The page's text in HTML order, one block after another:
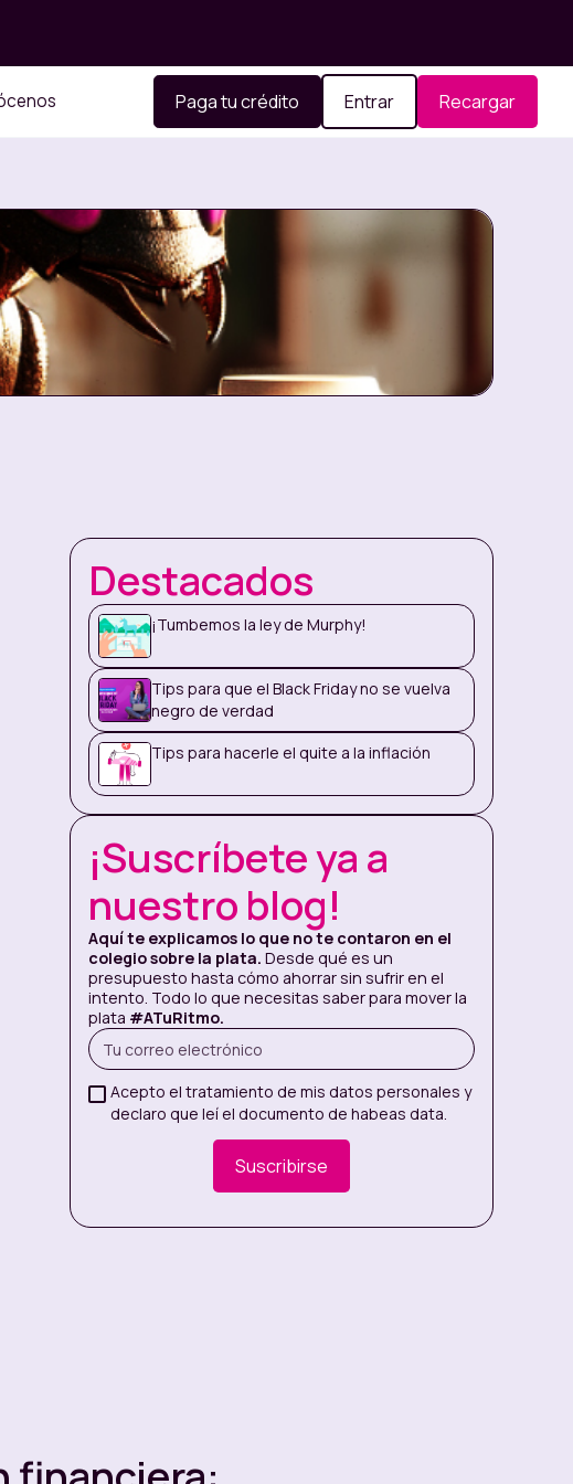
Paga tu crédito Entrar Recargar
Destacados
¡Tumbemos la ley de Murphy!
Tips para que el Black Friday no se vuelva
negro de verdad
Tips para hacerle el quite a la inflación
¡Suscríbete ya a
nuestro blog!
Aquí te explicamos lo que no te contaron en el
colegio sobre la plata. Desde qué es un
presupuesto hasta cómo ahorrar sin sufrir en el
intento. Todo lo que necesitas saber para mover la
plata #ATuRitmo.
Acepto el tratamiento de mis datos personales y
declaro que leí el documento de habeas data.